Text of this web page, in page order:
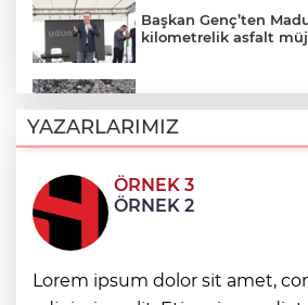
Başkan Genç’ten
kilometrelik asfalt
Manisa Salihli’de 4
AgroGreen Bursa'da
ağırlayacak
Kıyılarda yeni dönem!
karşı devrede
YAZARLARIMIZ
ÖRNEK 3
ÖRNEK 2
Lorem ipsum dolor sit amet,